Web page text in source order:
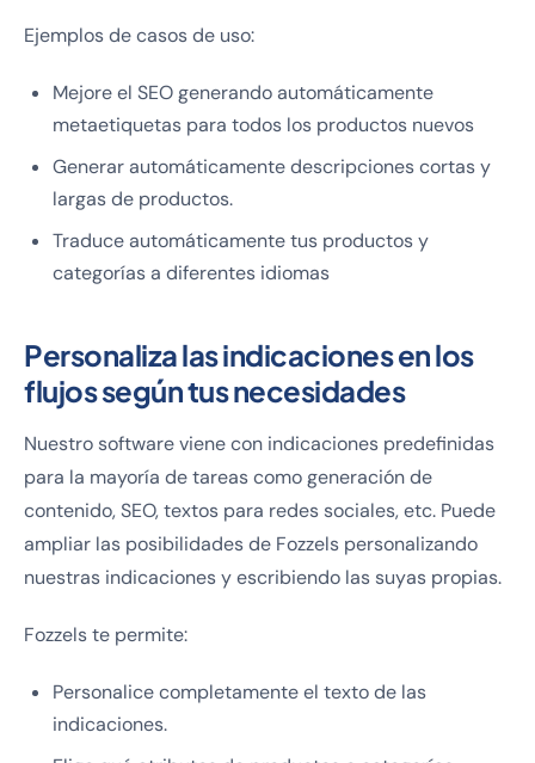
Ejemplos de casos de uso:
Mejore el SEO generando automáticamente
metaetiquetas para todos los productos nuevos
Generar automáticamente descripciones cortas y
largas de productos.
Traduce automáticamente tus productos y
categorías a diferentes idiomas
Personaliza las indicaciones en los
flujos según tus necesidades
Nuestro software viene con indicaciones predefinidas
para la mayoría de tareas como generación de
contenido, SEO, textos para redes sociales, etc. Puede
ampliar las posibilidades de Fozzels personalizando
nuestras indicaciones y escribiendo las suyas propias.
Fozzels te permite:
Personalice completamente el texto de las
indicaciones.